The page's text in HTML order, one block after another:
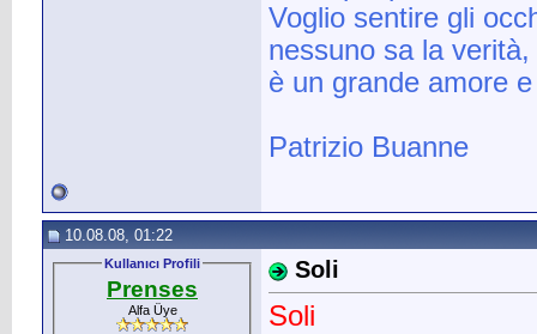
Voglio sentire gli
nessuno sa la verità,
è un grande amore
Patrizio Buanne
10.08.08, 01:22
Kullanıcı Profili
Prenses
Alfa Üye
Soli
Soli